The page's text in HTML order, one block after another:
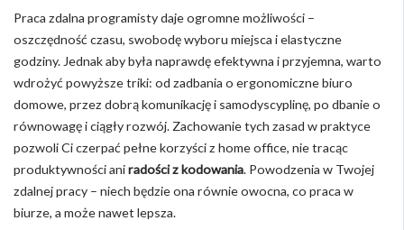
Praca zdalna programisty daje ogromne możliwości –
oszczędność czasu, swobodę wyboru miejsca i elastyczne
godziny. Jednak aby była naprawdę efektywna i przyjemna, warto
wdrożyć powyższe triki: od zadbania o ergonomiczne biuro
domowe, przez dobrą komunikację i samodyscyplinę, po dbanie o
równowagę i ciągły rozwój. Zachowanie tych zasad w praktyce
pozwoli Ci czerpać pełne korzyści z home office, nie tracąc
produktywności aniradości z kodowania. Powodzenia w Twojej
zdalnej pracy – niech będzie ona równie owocna, co praca w
biurze, a może nawet lepsza.